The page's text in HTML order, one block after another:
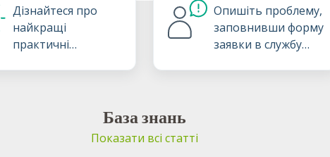
Дізнайтеся про
найкращі
практичні
Опишіть проблему,
заповнивши форму
заявки в службу
База знань
Показати всі статті